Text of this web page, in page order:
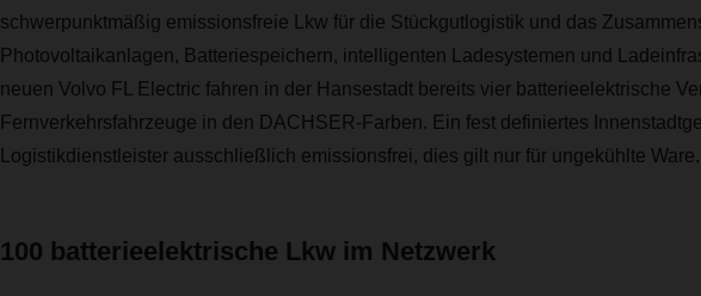
schwerpunktmäßig emissionsfreie Lkw für die Stückgutlogistik und das
Photovoltaikanlagen, Batteriespeichern, intelligenten Ladesystemen und
neuen Volvo FL Electric fahren in der Hansestadt bereits vier batterieelektrische
Fernverkehrsfahrzeuge in den DACHSER-Farben. Ein fest definiertes
Logistikdienstleister ausschließlich emissionsfrei, dies gilt nur für ungekühlte Ware.
100 batterieelektrische Lkw im Netzwerk